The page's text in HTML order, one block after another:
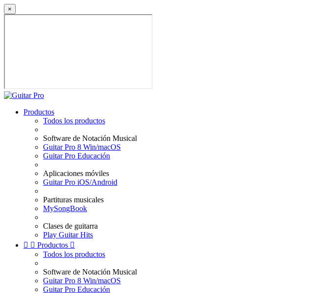
×
Productos
Todos los productos
Software de Notación Musical
Guitar Pro 8 Win/macOS
Guitar Pro Educación
Aplicaciones móviles
Guitar Pro iOS/Android
Partituras musicales
MySongBook
Clases de guitarra
Play Guitar Hits
  Productos 
Todos los productos
Software de Notación Musical
Guitar Pro 8 Win/macOS
Guitar Pro Educación